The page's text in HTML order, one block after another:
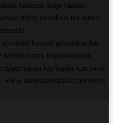
haberler, köşe yazıları,
bütün konuların tek adresi
kaynak gösterilmeden
izinsiz olarak kopyalanamaz,
işlem yapan kişi/kişiler için yasal
www.manisasondakika.net tercih